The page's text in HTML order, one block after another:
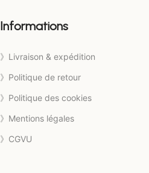
Informations
》Livraison & expédition
》Politique de retour
》Politique des cookies
》Mentions légales
》CGVU